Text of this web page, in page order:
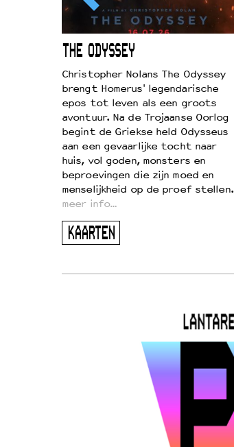
THE ODYSSEY
Christopher Nolans The Odyssey
brengt Homerus' legendarische
epos tot leven als een groots
avontuur. Na de Trojaanse Oorlog
begint de Griekse held Odysseus
aan een gevaarlijke tocht naar
huis, vol goden, monsters en
beproevingen die zijn moed en
menselijkheid op de proef stellen.
meer info…
KAARTEN